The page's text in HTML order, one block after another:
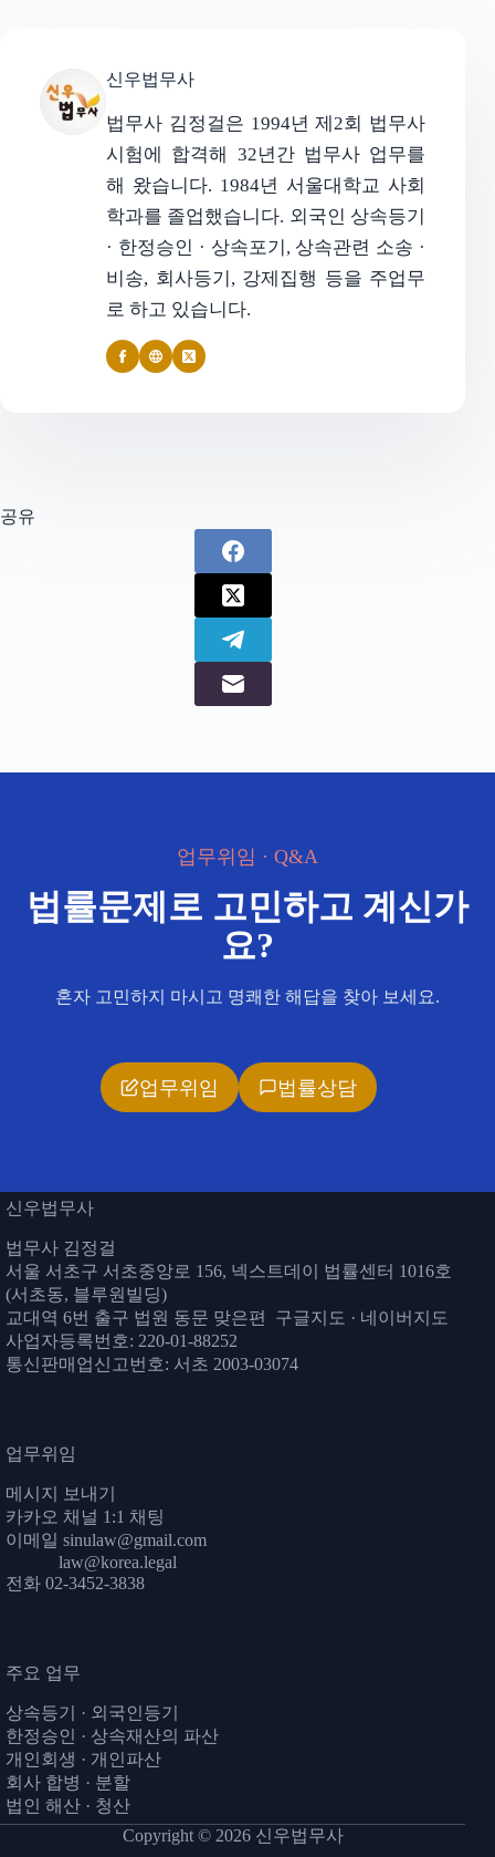
신우법무사
법무사 김정걸은 1994년 제2회 법무사
시험에 합격해 32년간 법무사 업무를
해 왔습니다. 1984년 서울대학교 사회
학과를 졸업했습니다. 외국인 상속등기
· 한정승인 · 상속포기, 상속관련 소송 ·
비송, 회사등기, 강제집행 등을 주업무
로 하고 있습니다.
공유
업무위임 · Q&A
법률문제로 고민하고 계신가
요?
혼자 고민하지 마시고 명쾌한 해답을 찾아 보세요.
업무위임 법률상담
신우법무사
법무사 김정걸
서울 서초구 서초중앙로 156, 넥스트데이 법률센터 1016호
(서초동, 블루원빌딩)
교대역 6번 출구 법원 동문 맞은편 구글지도 · 네이버지도
사업자등록번호: 220-01-88252
통신판매업신고번호: 서초 2003-03074
업무위임
메시지 보내기
카카오 채널 1:1 채팅
이메일 sinulaw@gmail.com
law@korea.legal
전화 02-3452-3838
주요 업무
상속등기 · 외국인등기
한정승인
· 상속재산의 파산
개인회생 · 개인파산
회사 합병 · 분할
법인 해산 · 청산
Copyright © 2026 신우법무사